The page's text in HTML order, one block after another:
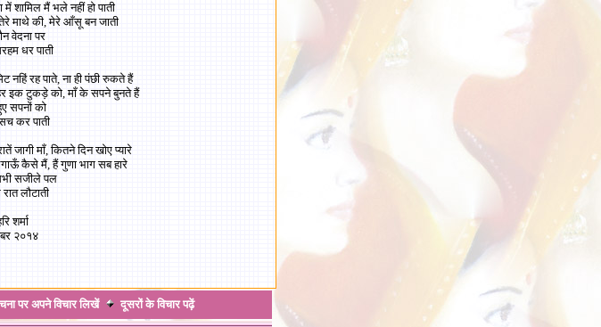
में शामिल मैं भले नहीं हो पाती
माथे की, मेरे आँसू बन जाती
वेदना पर
धर पाती
नहिं रह पाते, ना ही पंछी रुकते हैं
इक टुकड़े को, माँ के सपने बुनते हैं
सपनों को
कर पाती
जागी माँ, कितने दिन खोए प्यारे
कैसे मैं, हैं गुणा भाग सब हारे
सजीले पल
लौटाती
शर्मा
२०१४
पर अपने विचार लिखें दूसरों के विचारपढ़ें